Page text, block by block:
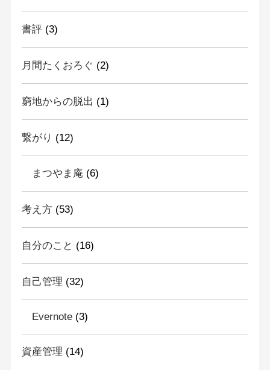
書評(3)
月間たくおろぐ (2)
窮地からの脱出 (1)
繋がり (12)
まつやま庵 (6)
考え方(53)
自分のこと (16)
自己管理 (32)
Evernote(3)
資産管理 (14)